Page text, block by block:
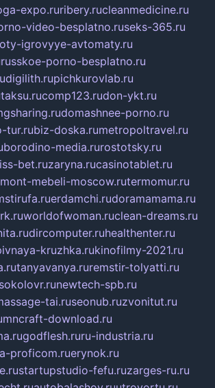
expo.ruribery.rucleanmedicine.ru
video-besplatno.ruseks-365.ru
igrovyye-avtomaty.ru
russkoe-porno-besplatno.ru
digilith.rupichkurovlab.ru
taksu.rucomp123.rudon-ykt.ru
domashnee-porno.ru
tur.rubiz-doska.rumetropoltravel.ru
borodino-media.rurostotsky.ru
bet.ruzaryna.rucasinotablet.ru
mebeli-moscow.rutermomur.ru
erdamchi.rudoramamama.ru
worldofwoman.ruclean-dreams.ru
dircomputer.ruhealthenter.ru
kruzhka.rukinofilmy-2021.ru
tanyavanya.ruremstir-tolyatti.ru
sokolovr.runewtech-spb.ru
tai.ruseonub.ruzvonitut.ru
mncraft-download.ru
godflesh.ruru-industria.ru
proficom.ruerynok.ru
startupstudio-fefu.ruzarges-ru.ru